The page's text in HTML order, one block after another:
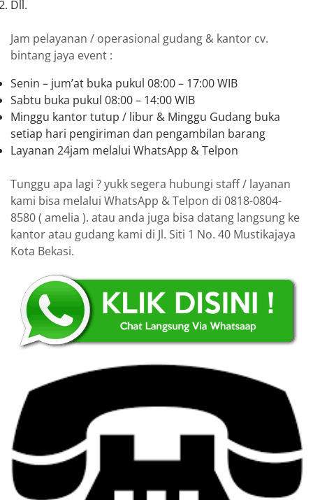
Dll.
Jam pelayanan / operasional gudang & kantor cv.
bintang jaya event :
Senin – jum’at buka pukul 08:00 – 17:00 WIB
Sabtu buka pukul 08:00 – 14:00 WIB
Minggu kantor tutup / libur & Minggu Gudang buka
setiap hari pengiriman dan pengambilan barang
Layanan 24jam melalui WhatsApp & Telpon
Tunggu apa lagi ? yukk segera hubungi staff / layanan
kami bisa melalui WhatsApp & Telpon di 0818-0804-
8580 ( amelia ). atau anda juga bisa datang langsung ke
kantor atau gudang kami di Jl. Siti 1 No. 40 Mustikajaya
Kota Bekasi.